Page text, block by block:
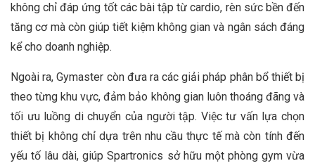
không chỉ đáp ứng tốt các bài tập từ cardio, rèn sức bền đến
tăng cơ mà còn giúp tiết kiệm không gian và ngân sách đáng
kể cho doanh nghiệp.
Ngoài ra, Gymaster còn đưa ra các giải pháp phân bổ thiết bị
theo từng khu vực, đảm bảo không gian luôn thoáng đãng và
tối ưu luồng di chuyển của người tập. Việc tư vấn lựa chọn
thiết bị không chỉ dựa trên nhu cầu thực tế mà còn tính đến
yếu tố lâu dài, giúp Spartronics sở hữu một phòng gym vừa